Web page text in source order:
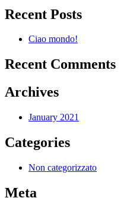
Recent Posts
Ciao mondo!
Recent Comments
Archives
January 2021
Categories
Non categorizzato
Meta